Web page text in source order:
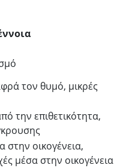
τον θυμό, μικρές
την επιθετικότητα,
οικογένεια,
μέσα στην οικογένεια